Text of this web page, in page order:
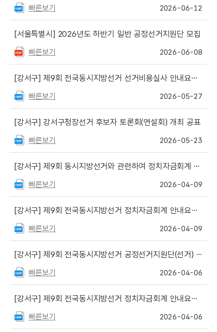
빠른보기 2026-06-12
[서울특별시] 2026년도 하반기 일반 공정선거지원단 모집
빠른보기 2026-06-08
[강서구] 제9회 전국동시지방선거 선거비용실사 안내요원 모집 안내
빠른보기 2026-05-27
[강서구] 강서구청장선거 후보자 토론회(연설회) 개최 공표
빠른보기 2026-05-23
[강서구] 제9회 동시지방선거와 관련하여 정치자금회계 안내요원 최종합격자 명단
빠른보기 2026-04-09
[강서구] 제9회 전국동시지방선거 정치자금회계 안내요원 서류합격자 명단
빠른보기 2026-04-09
[강서구] 제9회 전국동시지방선거 공정선거지원단(선거) 합격자 명단 발표
빠른보기 2026-04-06
[강서구] 제9회 전국동시지방선거 정치자금회계 안내요원 모집 공고
빠른보기 2026-04-06